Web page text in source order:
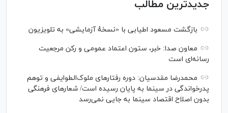
جدیدترین مطالب
بازگشت مسعود اطیابی با «نسخهٔ آزمایشی» به تلویزیون
معاون صدا: خبر، ستون اعتماد عمومی و رکن مرجعیت
رسانه‌ای است
محمدرضا مقدسیان: دوره رفتارهای ملوک‌الطوایفی و توهم
پدرخواندگی در سینما به پایان رسیده است/ شعارهای فرهنگی
بدون اصلاح اقتصاد سینما به جایی نمی‌رسد